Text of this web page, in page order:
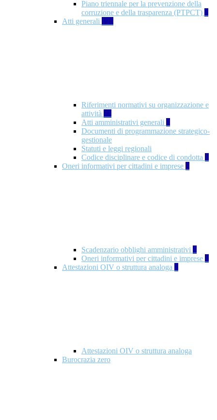
Piano triennale per la prevenzione della
corruzione e della trasparenza (PTPCT) 2
Atti generali 126
Riferimenti normativi su organizzazione e
attività 77
Atti amministrativi generali 3
Documenti di programmazione strategico-
gestionale
Statuti e leggi regionali
Codice disciplinare e codice di condotta 1
Oneri informativi per cittadini e imprese 8
Scadenzario obblighi amministrativi 1
Oneri informativi per cittadini e imprese 1
Attestazioni OIV o struttura analoga 2
Attestazioni OIV o struttura analoga
Burocrazia zero